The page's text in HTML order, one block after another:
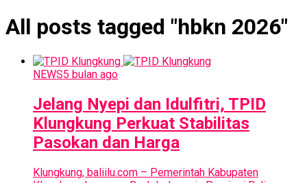
All posts tagged "hbkn 2026"
NEWS5 bulan ago
Jelang Nyepi dan Idulfitri, TPID
Klungkung Perkuat Stabilitas
Pasokan dan Harga
Klungkung, baliilu.com – Pemerintah Kabupaten